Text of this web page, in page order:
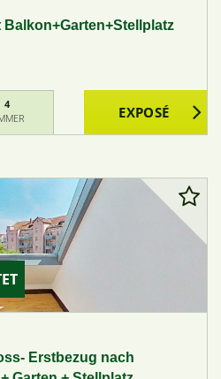
4
Erstbezug nach